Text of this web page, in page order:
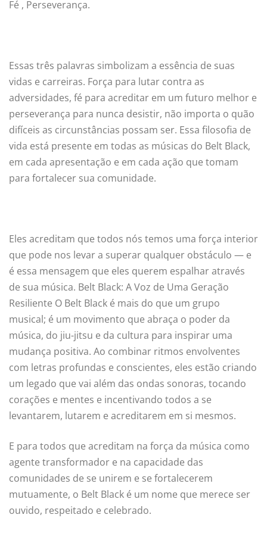
Fé , Perseverança.
Essas três palavras simbolizam a essência de suas
vidas e carreiras. Força para lutar contra as
adversidades, fé para acreditar em um futuro melhor e
perseverança para nunca desistir, não importa o quão
difíceis as circunstâncias possam ser. Essa filosofia de
vida está presente em todas as músicas do Belt Black,
em cada apresentação e em cada ação que tomam
para fortalecer sua comunidade.
Eles acreditam que todos nós temos uma força interior
que pode nos levar a superar qualquer obstáculo — e
é essa mensagem que eles querem espalhar através
de sua música. Belt Black: A Voz de Uma Geração
Resiliente O Belt Black é mais do que um grupo
musical; é um movimento que abraça o poder da
música, do jiu-jitsu e da cultura para inspirar uma
mudança positiva. Ao combinar ritmos envolventes
com letras profundas e conscientes, eles estão criando
um legado que vai além das ondas sonoras, tocando
corações e mentes e incentivando todos a se
levantarem, lutarem e acreditarem em si mesmos.
E para todos que acreditam na força da música como
agente transformador e na capacidade das
comunidades de se unirem e se fortalecerem
mutuamente, o Belt Black é um nome que merece ser
ouvido, respeitado e celebrado.